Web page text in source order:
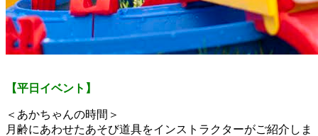
【平日イベント】
＜あかちゃんの時間＞
月齢にあわせたあそび道具をインストラクターがご紹介しま